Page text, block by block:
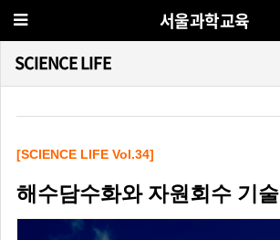
서울과학교육
SCIENCE LIFE
[SCIENCE LIFE Vol.34]
해수담수화와 자원회수 기술